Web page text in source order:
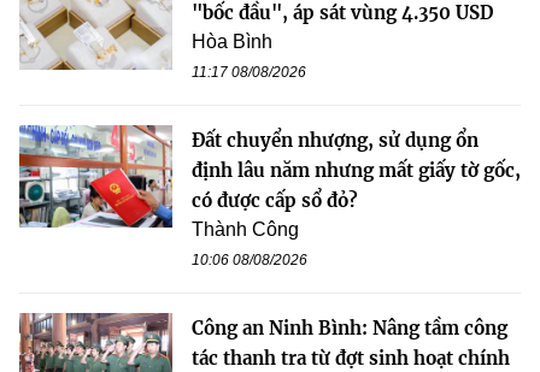
"bốc đầu", áp sát vùng 4.350 USD
Hòa Bình
11:17 08/08/2026
Đất chuyển nhượng, sử dụng ổn
định lâu năm nhưng mất giấy tờ gốc,
có được cấp sổ đỏ?
Thành Công
10:06 08/08/2026
Công an Ninh Bình: Nâng tầm công
tác thanh tra từ đợt sinh hoạt chính